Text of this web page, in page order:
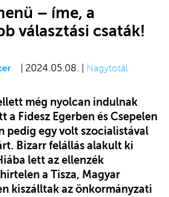
– íme, a
választási csaták!
| 2024.05.08. | Nagytotál
még nyolcan indulnak
a Fidesz Egerben és Csepelen
pedig egy volt szocialistával
Bizarr felállás alakult ki
lett az ellenzék
a Tisza, Magyar
kiszálltak az önkormányzati